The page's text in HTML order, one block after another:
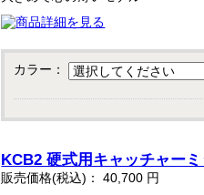
カラー：
KCB2 硬式用キャッチャー
販売価格(税込)：40,700 円